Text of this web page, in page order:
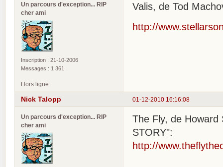
Un parcours d'exception... RIP
cher ami
Inscription : 21-10-2006
Messages : 1 361
Valis, de Tod
http://
Hors ligne
01-12-2010 16:16:08
Nick Talopp
Un parcours d'exception... RIP
cher ami
The Fly, de Howard
STORY":
http://